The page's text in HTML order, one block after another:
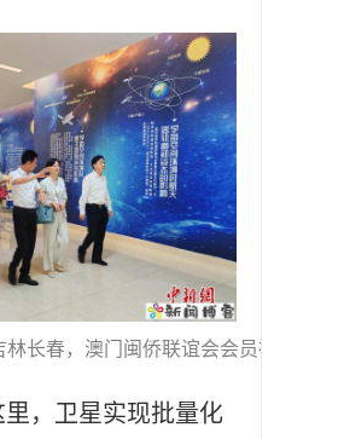
林长春，澳门闽侨联谊会会员在长光
，卫星实现批量化